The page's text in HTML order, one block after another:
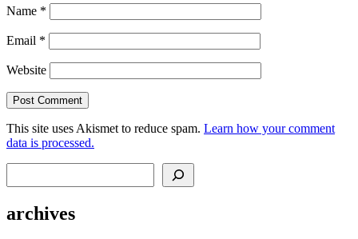
Name *
Email *
Website
This site uses Akismet to reduce spam. Learn how your comment
data is processed.
archives